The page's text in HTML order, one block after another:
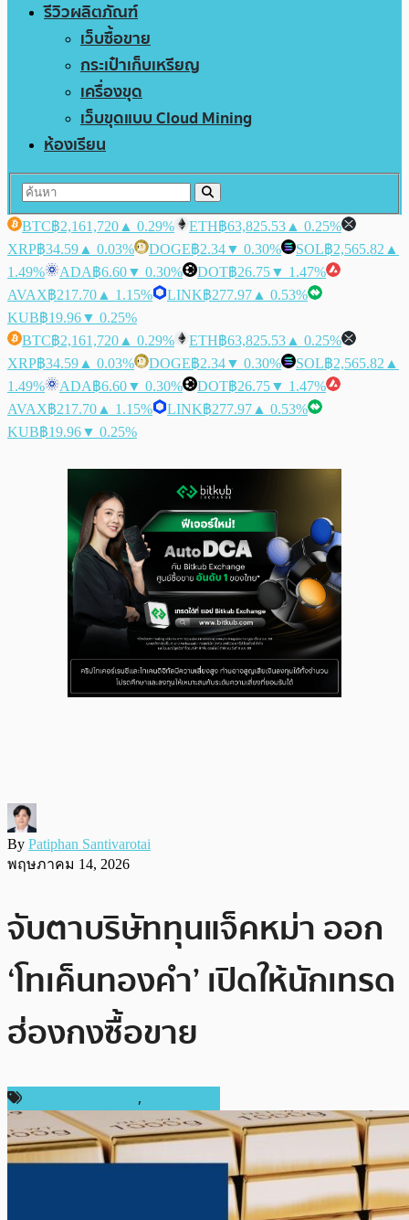
รีวิวผลิตภัณฑ์
เว็บซื้อขาย
กระเป๋าเก็บเหรียญ
เครื่องขุด
เว็บขุดแบบ Cloud Mining
ห้องเรียน
BTC฿2,161,720 ▲ 0.29% ETH฿63,825.53 ▲ 0.25%
XRP฿34.59 ▲ 0.03% DOGE฿2.34▼ 0.30% SOL฿2,565.82 ▲
1.49%
ADA฿6.60▼ 0.30% DOT฿26.75▼ 1.47%
AVAX฿217.70 ▲ 1.15% LINK฿277.97 ▲ 0.53%
KUB฿19.96▼ 0.25%
BTC฿2,161,720 ▲ 0.29% ETH฿63,825.53 ▲ 0.25%
XRP฿34.59 ▲ 0.03% DOGE฿2.34▼ 0.30% SOL฿2,565.82 ▲
1.49%
ADA฿6.60▼ 0.30% DOT฿26.75▼ 1.47%
AVAX฿217.70 ▲ 1.15% LINK฿277.97 ▲ 0.53%
KUB฿19.96▼ 0.25%
By Patiphan Santivarotai
พฤษภาคม 14, 2026
จับตาบริษัททุนแจ็คหม่า ออก
‘โทเค็นทองคำ’ เปิดให้นักเทรด
ฮ่องกงซื้อขาย
,